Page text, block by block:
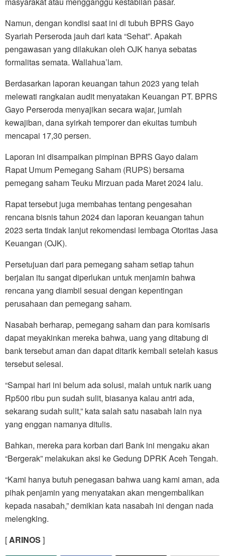
Namun, dengan kondisi saat ini di tubuh BPRS Gayo
Syariah Perseroda jauh dari kata “Sehat”. Apakah
pengawasan yang dilakukan oleh OJK hanya sebatas
formalitas semata. Wallahua’lam.
Berdasarkan laporan keuangan tahun 2023 yang telah
melewati rangkaian audit menyatakan Keuangan PT. BPRS
Gayo Perseroda menyajikan secara wajar, jumlah
kewajiban, dana syirkah temporer dan ekuitas tumbuh
mencapai 17,30 persen.
Laporan ini disampaikan pimpinan BPRS Gayo dalam
Rapat Umum Pemegang Saham (RUPS) bersama
pemegang saham Teuku Mirzuan pada Maret 2024 lalu.
Rapat tersebut juga membahas tentang pengesahan
rencana bisnis tahun 2024 dan laporan keuangan tahun
2023 serta tindak lanjut rekomendasi lembaga Otoritas Jasa
Keuangan (OJK).
Persetujuan dari para pemegang saham setiap tahun
berjalan itu sangat diperlukan untuk menjamin bahwa
rencana yang diambil sesuai dengan kepentingan
perusahaan dan pemegang saham.
Nasabah berharap, pemegang saham dan para komisaris
dapat meyakinkan mereka bahwa, uang yang ditabung di
bank tersebut aman dan dapat ditarik kembali setelah kasus
tersebut selesai.
“Sampai hari ini belum ada solusi, malah untuk narik uang
Rp500 ribu pun sudah sulit, biasanya kalau antri ada,
sekarang sudah sulit,” kata salah satu nasabah lain nya
yang enggan namanya ditulis.
Bahkan, mereka para korban dari Bank ini mengaku akan
“Bergerak” melakukan aksi ke Gedung DPRK Aceh Tengah.
“Kami hanya butuh penegasan bahwa uang kami aman, ada
pihak penjamin yang menyatakan akan mengembalikan
kepada nasabah,” demikian kata nasabah ini dengan nada
melengking.
[ARINOS ]